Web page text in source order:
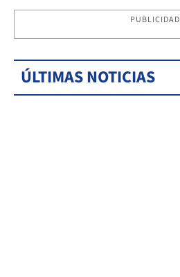
PUBLICIDAD
ÚLTIMAS NOTICIAS